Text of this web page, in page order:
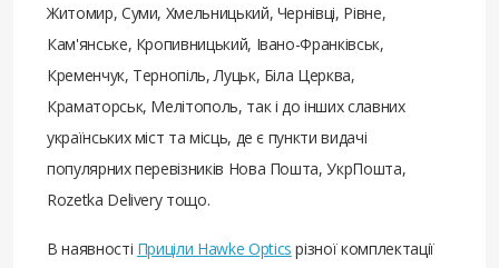
Житомир, Суми, Хмельницький, Чернівці, Рівне,
Кам'янське, Кропивницький, Івано-Франківськ,
Кременчук, Тернопіль, Луцьк, Біла Церква,
Краматорськ, Мелітополь, так і до інших славних
українських міст та місць, де є пункти видачі
популярних перевізників Нова Пошта, УкрПошта,
Rozetka Delivery тощо.
В наявності Приціли Hawke Optics різної комплектації